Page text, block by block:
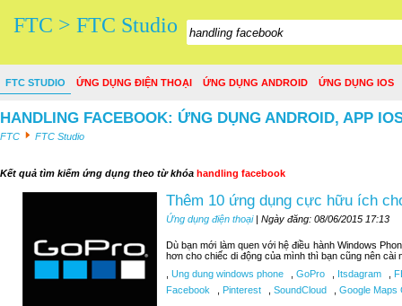
FTC > FTC Studio
FTC STUDIO ỨNG DỤNG ĐIỆN THOẠI ỨNG DỤNG ANDROID ỨNG DỤNG IOS
HANDLING FACEBOOK: ỨNG DỤNG ANDROID, APP
FTC FTC Studio
Kết quả tìm kiếm ứng dụng theo từ khóa handling facebook
Thêm 10 ứng dụng cực hữu ích
Ứng dụng điện thoại| Ngày đăng: 08/06/2015 17:13
Dù bạn mới làm quen với hệ điều hành Windows
hơn cho chiếc di động của mình thì bạn cũng nên cài
Ung dung windows phone GoPro Itsdagram
Facebook
Pinterest SoundCloud Google Maps